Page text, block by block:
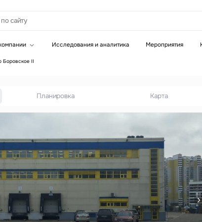
активы и девелопмент
недвижимость
консалтинг
проектами строительства
Исследования и аналитика Мероприятия
Боровское II
Планировка Карта
Заказать
Это обязательное поле